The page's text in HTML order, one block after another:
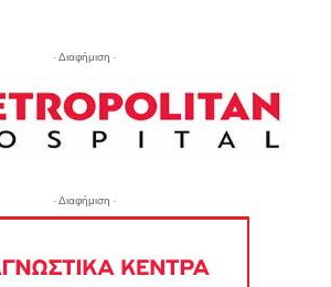
- Διαφήμιση -
- Διαφήμιση -